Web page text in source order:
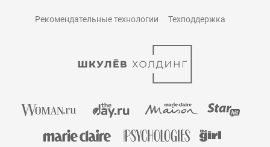
Рекомендательные технологии Техподдержка